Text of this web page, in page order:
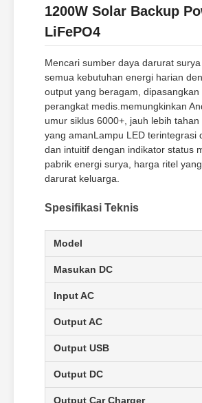
1200W Solar Backup
LiFePO4
Mencari sumber daya darurat
semua kebutuhan energi harian
output yang beragam,
perangkat medis.memungkinkan
umur siklus 6000+, jauh lebih
yang amanLampu LED terintegrasi
dan intuitif dengan indikator status
pabrik energi surya, harga ritel
darurat keluarga.
Spesifikasi Teknis
Model
Masukan DC
Input AC
Output AC
Output USB
Output DC
Output Car Charger